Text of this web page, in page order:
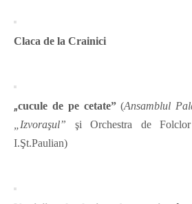
Claca de la Crainici
„cucule de pe cetate”(Ansamblul
„Izvoraşul” şi Orchestra de
I.Şt.Paulian)